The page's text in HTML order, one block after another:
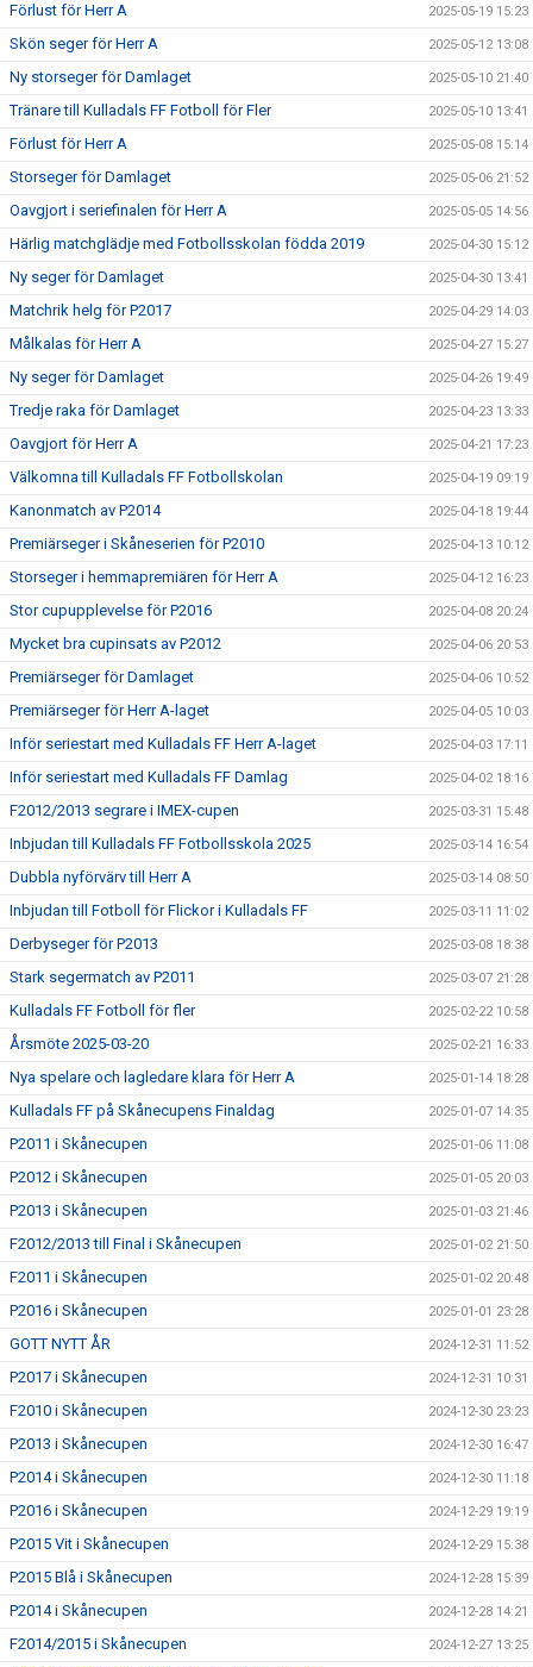
Förlust för Herr A 2025-05-19 15:23
Skön seger för Herr A 2025-05-12 13:08
Ny storseger för Damlaget 2025-05-10 21:40
Tränare till Kulladals FF Fotboll för Fler 2025-05-10 13:41
Förlust för Herr A 2025-05-08 15:14
Storseger för Damlaget 2025-05-06 21:52
Oavgjort i seriefinalen för Herr A 2025-05-05 14:56
Härlig matchglädje med Fotbollsskolan födda 2019 2025-04-30 15:12
Ny seger för Damlaget 2025-04-30 13:41
Matchrik helg för P2017 2025-04-29 14:03
Målkalas för Herr A 2025-04-27 15:27
Ny seger för Damlaget 2025-04-26 19:49
Tredje raka för Damlaget 2025-04-23 13:33
Oavgjort för Herr A 2025-04-21 17:23
Välkomna till Kulladals FF Fotbollskolan 2025-04-19 09:19
Kanonmatch av P2014 2025-04-18 19:44
Premiärseger i Skåneserien för P2010 2025-04-13 10:12
Storseger i hemmapremiären för Herr A 2025-04-12 16:23
Stor cupupplevelse för P2016 2025-04-08 20:24
Mycket bra cupinsats av P2012 2025-04-06 20:53
Premiärseger för Damlaget 2025-04-06 10:52
Premiärseger för Herr A-laget 2025-04-05 10:03
Inför seriestart med Kulladals FF Herr A-laget 2025-04-03 17:11
Inför seriestart med Kulladals FF Damlag 2025-04-02 18:16
F2012/2013 segrare i IMEX-cupen 2025-03-31 15:48
Inbjudan till Kulladals FF Fotbollsskola 2025 2025-03-14 16:54
Dubbla nyförvärv till Herr A 2025-03-14 08:50
Inbjudan till Fotboll för Flickor i Kulladals FF 2025-03-11 11:02
Derbyseger för P2013 2025-03-08 18:38
Stark segermatch av P2011 2025-03-07 21:28
Kulladals FF Fotboll för fler 2025-02-22 10:58
Årsmöte 2025-03-20 2025-02-21 16:33
Nya spelare och lagledare klara för Herr A 2025-01-14 18:28
Kulladals FF på Skånecupens Finaldag 2025-01-07 14:35
P2011 i Skånecupen 2025-01-06 11:08
P2012 i Skånecupen 2025-01-05 20:03
P2013 i Skånecupen 2025-01-03 21:46
F2012/2013 till Final i Skånecupen 2025-01-02 21:50
F2011 i Skånecupen 2025-01-02 20:48
P2016 i Skånecupen 2025-01-01 23:28
GOTT NYTT ÅR 2024-12-31 11:52
P2017 i Skånecupen 2024-12-31 10:31
F2010 i Skånecupen 2024-12-30 23:23
P2013 i Skånecupen 2024-12-30 16:47
P2014 i Skånecupen 2024-12-30 11:18
P2016 i Skånecupen 2024-12-29 19:19
P2015 Vit i Skånecupen 2024-12-29 15:38
P2015 Blå i Skånecupen 2024-12-28 15:39
P2014 i Skånecupen 2024-12-28 14:21
F2014/2015 i Skånecupen 2024-12-27 13:25